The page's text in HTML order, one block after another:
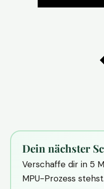
Dein nächster
Verschaffe dir in 5
MPU-Prozess stehst.